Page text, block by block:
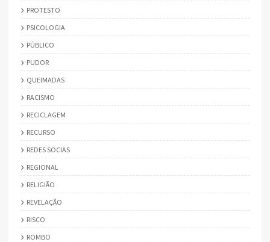
PROTESTO
PSICOLOGIA
PÚBLICO
PUDOR
QUEIMADAS
RACISMO
RECICLAGEM
RECURSO
REDES SOCIAS
REGIONAL
RELIGIÃO
REVELAÇÃO
RISCO
ROMBO